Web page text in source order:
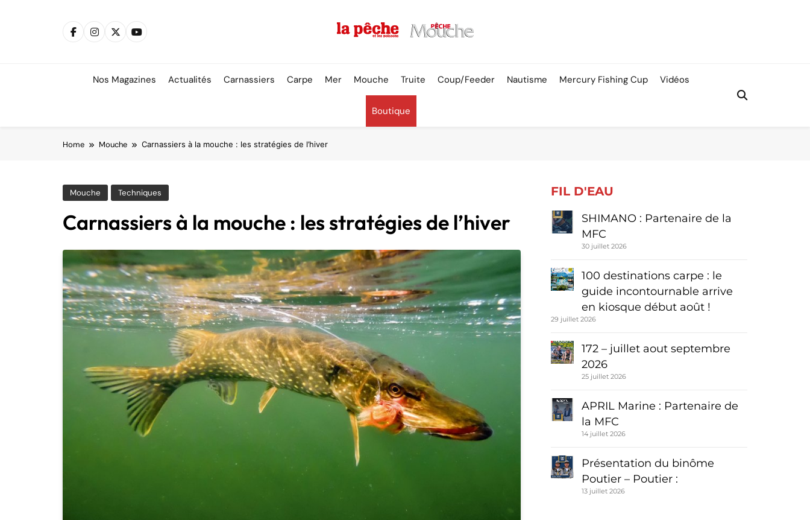
Nos Magazines Actualités Carnassiers Carpe Mer Mouche Truite Coup/Feeder Nautisme Mercury Fishing Cup Vidéos
Boutique
Home Mouche Carnassiers à la mouche : les stratégies de l’hiver
Mouche Techniques
Carnassiers à la mouche : les stratégies de l’hiver
FIL D'EAU
SHIMANO : Partenaire de la
MFC
30 juillet 2026
100 destinations carpe : le
guide incontournable arrive
en kiosque début août !
29 juillet 2026
172 – juillet aout septembre
2026
25 juillet 2026
APRIL Marine : Partenaire de
la MFC
14 juillet 2026
Présentation du binôme
Poutier – Poutier :
13 juillet 2026